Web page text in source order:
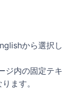
から選択し
ジ内の固定テキ
ます。